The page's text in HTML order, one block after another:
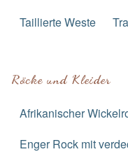
Taillierte Weste
Röcke und Kleider
Afrikanischer
Enger Rock mit